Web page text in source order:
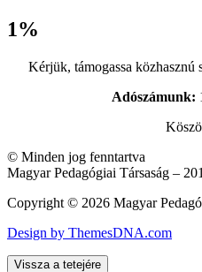
1%
Kérjük, támogassa közhasznú
Adószámunk:
© Minden jog fenntartva
Magyar Pedagógiai Társaság –
Copyright © 2026 Magyar
Design by ThemesDNA.com
Vissza a tetejére